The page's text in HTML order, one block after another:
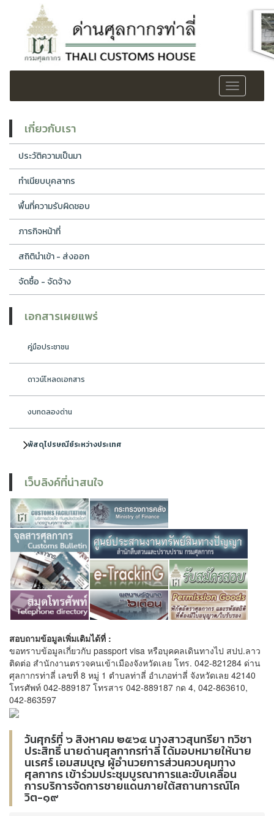
Toggle
navigation
เกี่ยวกับเรา
ประวัติความเป็นมา
ทำเนียบบุคลากร
พื้นที่ความรับผิดชอบ
ภารกิจหน้าที่
สถิตินำเข้า - ส่งออก
จัดซื้อ - จัดจ้าง
เอกสารเผยแพร่
คู่มือประชาชน
ดาวน์โหลดเอกสาร
งบทดลองด่าน
พัสดุไปรษณีย์ระหว่างประเทศ
เว็บลิงค์ที่น่าสนใจ
สอบถามข้อมูลเพิ่มเติมได้ที่ :
ขอทราบข้อมูลเกี่ยวกับ passport visa หรือบุคคลเดินทางไป สปป.ลาว
ติดต่อ สำนักงานตรวจคนเข้าเมืองจังหวัดเลย โทร. 042-821284 ด่าน
ศุลกากรท่าลี่ เลขที่ 8 หมู่ 1 ตำบลท่าลี่ อำเภอท่าลี่ จังหวัดเลย 42140
โทรศัพท์ 042-889187 โทรสาร 042-889187 กด 4, 042-863610,
042-863597
วันศุกร์ที่ ๖ สิงหาคม ๒๕๖๔ นางสาวสุนทรียา ทวิชา
ประสิทธิ์ นายด่านศุลกากรท่าลี่ ได้มอบหมายให้นาย
นเรศร์ เอมสมบุญ ผู้อำนวยการส่วนควบคุมทาง
ศุลกากร เข้าร่วมประชุมบูรณาการและขับเคลื่อน
การบริการจัดการชายแดนภายใต้สถานการณ์โค
วิต-๑๙